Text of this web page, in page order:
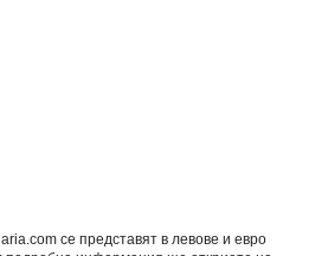
се представят в левове и евро